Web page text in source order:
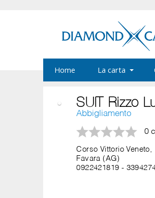
Home La carta
SUIT Rizzo
Abbigliamento
0
Corso Vittorio Veneto,
Favara (AG)
0922421819 -